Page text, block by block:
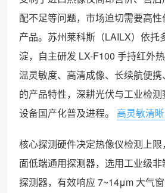
配不足等问题，市场迫切需要高
产品。苏州莱科斯（LAILX）依托
淀，自主研发 LX-F100 手持红外
温灵敏度、高清成像、长续航便
的产品特性，深耕光伏与工业检
设备国产化普及进程。
高灵敏清
核心探测硬件决定热像仪检测上
面低端通用探测器，选用工业级
探测器，有效响应 7~14μm 大气